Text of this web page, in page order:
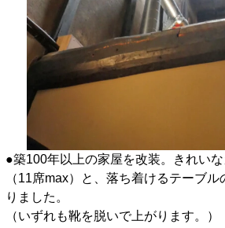
●築100年以上の家屋を改装。きれい
（11席max）と、落ち着けるテーブ
りました。
（いずれも靴を脱いで上がります。）